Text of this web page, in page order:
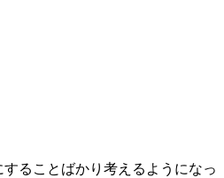
ることばかり考えるようになっ